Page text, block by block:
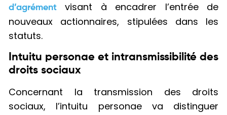
d’agrément
visant à encadrer l’entrée de
nouveaux actionnaires, stipulées dans les
statuts.
Intuitu personae et intransmissibilité des
droits sociaux
Concernant la transmission des droits
sociaux, l’intuitu personae va distinguer